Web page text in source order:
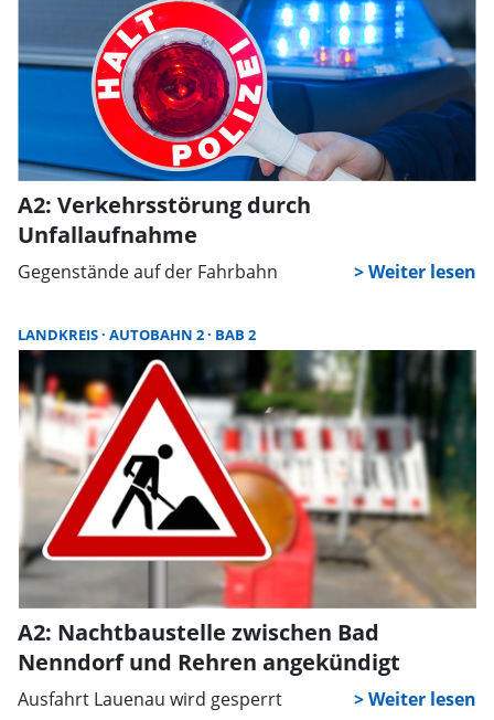
A2: Verkehrsstörung durch
Unfallaufnahme
Gegenstände auf der Fahrbahn
LANDKREIS AUTOBAHN 2 BAB 2
A2: Nachtbaustelle zwischen Bad
Nenndorf und Rehren angekündigt
Ausfahrt Lauenau wird gesperrt